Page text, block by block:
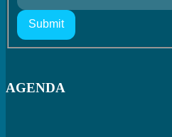
Submit
AGENDA